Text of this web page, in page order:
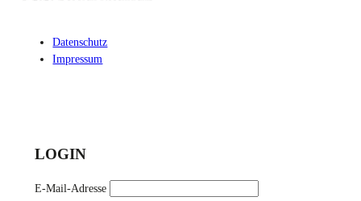
Datenschutz
Impressum
LOGIN
E-Mail-Adresse